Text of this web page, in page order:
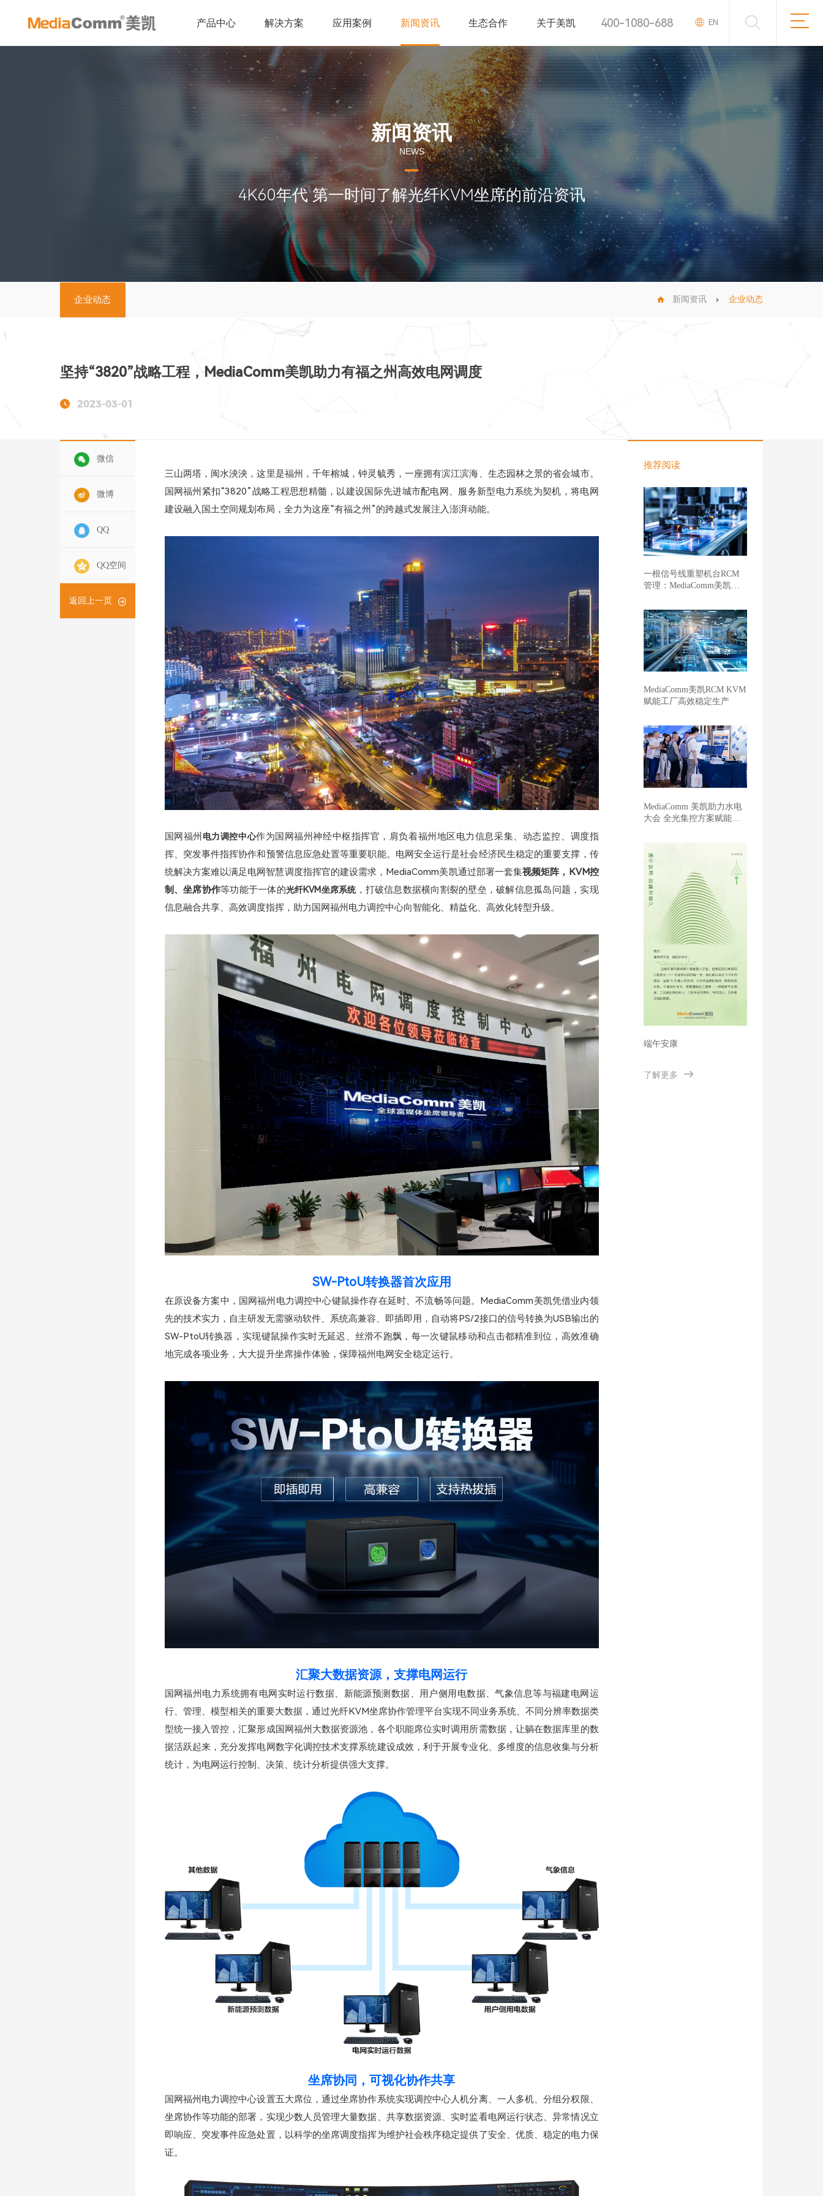
产品中心 解决方案 应用案例 新闻资讯 生态合作 关于美凯 400-1080-688 EN
新闻资讯
NEWS
4K60年代 第一时间了解光纤KVM坐席的前沿资讯
企业动态 新闻资讯 企业动态
坚持“3820”战略工程，MediaComm美凯助力有福之州高效电网调度
2023-03-01
微信
微博
QQ
QQ空间
返回上一页
三山两塔，闽水泱泱，这里是福州，千年榕城，钟灵毓秀，一座拥有滨江滨海、生态园林之景的省会城市。
国网福州紧扣“3820”战略工程思想精髓，以建设国际先进城市配电网、服务新型电力系统为契机，将电网
建设融入国土空间规划布局，全力为这座“有福之州”的跨越式发展注入澎湃动能。
国网福州 电力调控中心作为国网福州神经中枢指挥官，肩负着福州地区电力信息采集、动态监控、调度指
挥、突发事件指挥协作和预警信息应急处置等重要职能。电网安全运行是社会经济民生稳定的重要支撑，传
统解决方案难以满足电网智慧调度指挥官的建设需求，MediaComm美凯通过部署一套集视频矩阵，KVM控
制、坐席协作等功能于一体的光纤KVM坐席系统，打破信息数据横向割裂的壁垒，破解信息孤岛问题，实现
信息融合共享、高效调度指挥，助力国网福州电力调控中心向智能化、精益化、高效化转型升级。
SW-PtoU转换器首次应用
在原设备方案中，国网福州电力调控中心键鼠操作存在延时、不流畅等问题。MediaComm美凯凭借业内领
先的技术实力，自主研发无需驱动软件、系统高兼容、即插即用，自动将PS/2接口的信号转换为USB输出的
SW-PtoU转换器，实现键鼠操作实时无延迟、丝滑不跑飘，每一次键鼠移动和点击都精准到位，高效准确
地完成各项业务，大大提升坐席操作体验，保障福州电网安全稳定运行。
汇聚大数据资源，支撑电网运行
国网福州电力系统拥有电网实时运行数据、新能源预测数据、用户侧用电数据、气象信息等与福建电网运
行、管理、模型相关的重要大数据，通过光纤KVM坐席协作管理平台实现不同业务系统、不同分辨率数据类
型统一接入管控，汇聚形成国网福州大数据资源池，各个职能席位实时调用所需数据，让躺在数据库里的数
据活跃起来，充分发挥电网数字化调控技术支撑系统建设成效，利于开展专业化、多维度的信息收集与分析
统计，为电网运行控制、决策、统计分析提供强大支撑。
坐席协同，可视化协作共享
国网福州电力调控中心设置五大席位，通过坐席协作系统实现调控中心人机分离、一人多机、分组分权限、
坐席协作等功能的部署，实现少数人员管理大量数据、共享数据资源、实时监看电网运行状态、异常情况立
即响应、突发事件应急处置，以科学的坐席调度指挥为维护社会秩序稳定提供了安全、优质、稳定的电力保
证。
推荐阅读
一根信号线重塑机台RCM
管理：MediaComm美凯开
式
MediaComm美凯RCM KVM
赋能工厂高效稳定生产
MediaComm 美凯助力水电
大会 全光集控方案赋能新
端午安康
了解更多